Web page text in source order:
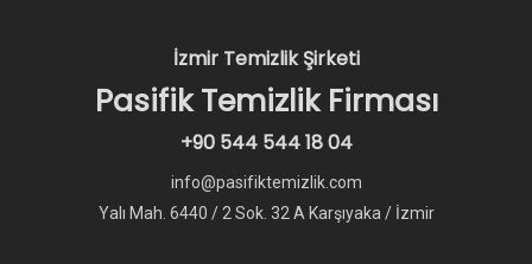
İzmir Temizlik Şirketi
Pasifik Temizlik Firması
+90 544 544 18 04
info@pasifiktemizlik.com
Yalı Mah. 6440 / 2 Sok. 32 A Karşıyaka / İzmir